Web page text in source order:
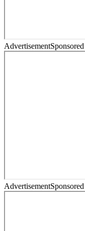
AdvertisementSponsored
AdvertisementSponsored